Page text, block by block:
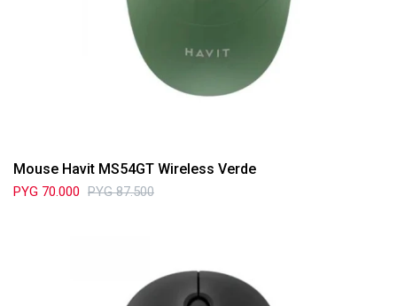
Mouse Havit MS54GT Wireless Verde
PYG 70.000 PYG 87.500